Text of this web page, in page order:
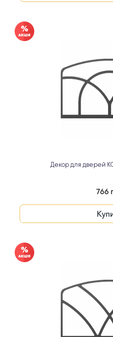
Декор для дверей
766